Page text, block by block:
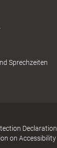
Sprechzeiten
Declaration
on Accessibility